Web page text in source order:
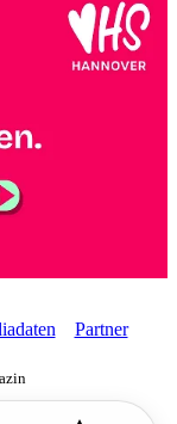
Partner